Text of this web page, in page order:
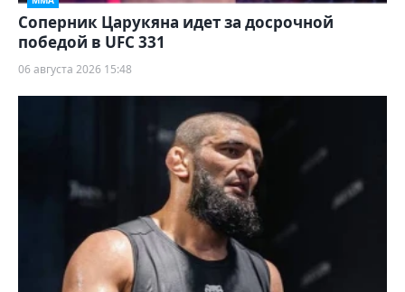
Соперник Царукяна идет за досрочной
победой в UFC 331
06 августа 2026 15:48